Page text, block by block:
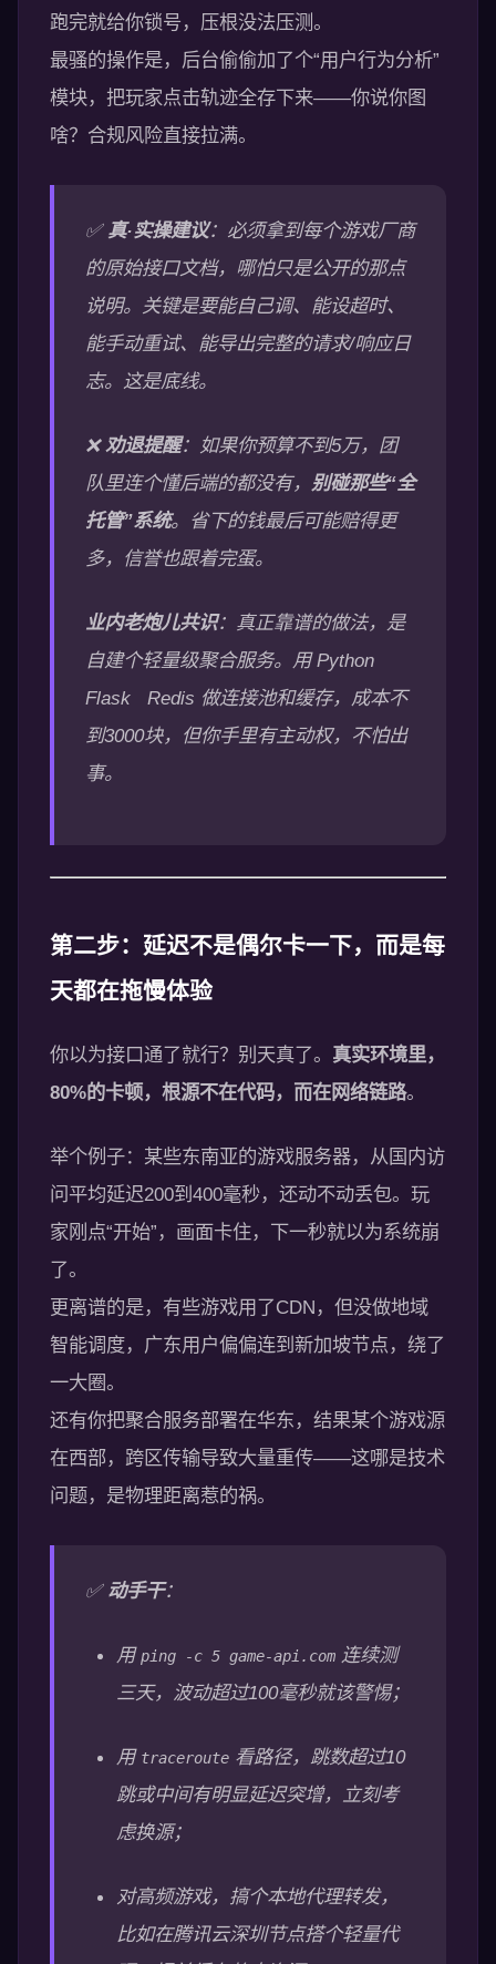
跑完就给你锁号，压根没法压测。
最骚的操作是，后台偷偷加了个“用户行为分析”
模块，把玩家点击轨迹全存下来——你说你图
啥？合规风险直接拉满。
✅ 真·实操建议：必须拿到每个游戏厂商
的原始接口文档，哪怕只是公开的那点
说明。关键是要能自己调、能设超时、
能手动重试、能导出完整的请求/响应日
志。这是底线。
❌劝退提醒：如果你预算不到5万，团
队里连个懂后端的都没有， 别碰那些“全
托管”系统。省下的钱最后可能赔得更
多，信誉也跟着完蛋。
业内老炮儿共识：真正靠谱的做法，是
自建个轻量级聚合服务。用 Python
Flask Redis 做连接池和缓存，成本不
到3000块，但你手里有主动权，不怕出
事。
第二步：延迟不是偶尔卡一下，而是每
天都在拖慢体验
你以为接口通了就行？别天真了。 真实环境里，
80%的卡顿，根源不在代码，而在网络链路。
举个例子：某些东南亚的游戏服务器，从国内访
问平均延迟200到400毫秒，还动不动丢包。玩
家刚点“开始”，画面卡住，下一秒就以为系统崩
了。
更离谱的是，有些游戏用了CDN，但没做地域
智能调度，广东用户偏偏连到新加坡节点，绕了
一大圈。
还有你把聚合服务部署在华东，结果某个游戏源
在西部，跨区传输导致大量重传——这哪是技术
问题，是物理距离惹的祸。
✅ 动手干：
用ping -c 5 game-api.com 连续测
三天，波动超过100毫秒就该警惕；
用 traceroute 看路径，跳数超过10
跳或中间有明显延迟突增，立刻考
虑换源；
对高频游戏，搞个本地代理转发，
比如在腾讯云深圳节点搭个轻量代